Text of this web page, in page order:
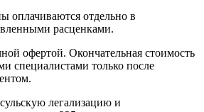
оплачиваются отдельно в
расценками.
офертой. Окончательная стоимость
специалистами только после
легализацию и